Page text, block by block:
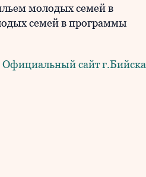
молодых семей в
семей в программы
Официальный сайт г.Бийска